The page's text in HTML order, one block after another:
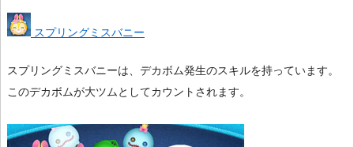
スプリングミスバニー
スプリングミスバニーは、デカボム発生のスキルを持っています。
このデカボムが大ツムとしてカウントされます。